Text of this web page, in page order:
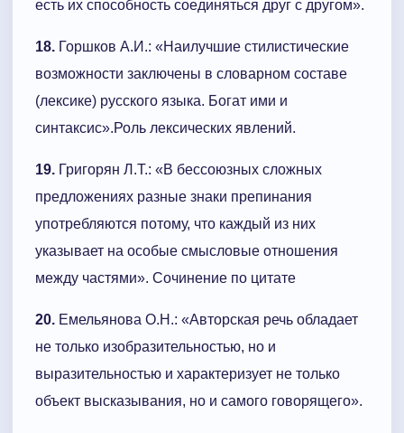
есть их способность соединяться друг с другом».
18. Горшков А.И.: «Наилучшие стилистические
возможности заключены в словарном составе
(лексике) русского языка. Богат ими и
синтаксис».Роль лексических явлений.
19. Григорян Л.Т.: «В бессоюзных сложных
предложениях разные знаки препинания
употребляются потому, что каждый из них
указывает на особые смысловые отношения
между частями». Сочинение по цитате
20. Емельянова О.Н.: «Авторская речь обладает
не только изобразительностью, но и
выразительностью и характеризует не только
объект высказывания, но и самого говорящего».